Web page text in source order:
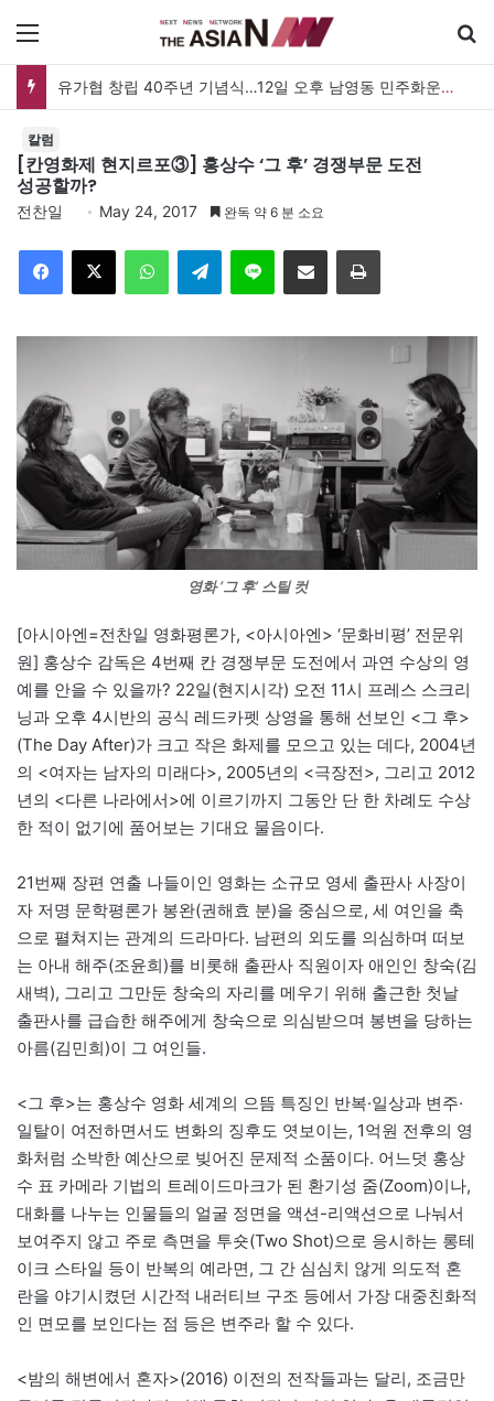
유가협 창립 40주년 기념식…12일 오후 남영동 민주화운동기념관
칼럼
[칸영화제 현지르포③] 홍상수 ‘그 후’ 경쟁부문 도전
성공할까?
전찬일 May 24, 2017 완독 약 6 분 소요
Telegram 이메일
영화 ‘그 후’ 스틸 컷
[아시아엔=전찬일 영화평론가, <아시아엔> ‘문화비평’ 전문위
원] 홍상수 감독은 4번째 칸 경쟁부문 도전에서 과연 수상의 영
예를 안을 수 있을까? 22일(현지시각) 오전 11시 프레스 스크리
닝과 오후 4시반의 공식 레드카펫 상영을 통해 선보인 <그 후>
(The Day After)가 크고 작은 화제를 모으고 있는 데다, 2004년
의 <여자는 남자의 미래다>, 2005년의 <극장전>, 그리고 2012
년의 <다른 나라에서>에 이르기까지 그동안 단 한 차례도 수상
한 적이 없기에 품어보는 기대요 물음이다.
21번째 장편 연출 나들이인 영화는 소규모 영세 출판사 사장이
자 저명 문학평론가 봉완(권해효 분)을 중심으로, 세 여인을 축
으로 펼쳐지는 관계의 드라마다. 남편의 외도를 의심하며 떠보
는 아내 해주(조윤희)를 비롯해 출판사 직원이자 애인인 창숙(김
새벽), 그리고 그만둔 창숙의 자리를 메우기 위해 출근한 첫날
출판사를 급습한 해주에게 창숙으로 의심받으며 봉변을 당하는
아름(김민희)이 그 여인들.
<그 후>는 홍상수 영화 세계의 으뜸 특징인 반복·일상과 변주·
일탈이 여전하면서도 변화의 징후도 엿보이는, 1억원 전후의 영
화처럼 소박한 예산으로 빚어진 문제적 소품이다. 어느덧 홍상
수 표 카메라 기법의 트레이드마크가 된 환기성 줌(Zoom)이나,
대화를 나누는 인물들의 얼굴 정면을 액션-리액션으로 나눠서
보여주지 않고 주로 측면을 투숏(Two Shot)으로 응시하는 롱테
이크 스타일 등이 반복의 예라면, 그 간 심심치 않게 의도적 혼
란을 야기시켰던 시간적 내러티브 구조 등에서 가장 대중친화적
인 면모를 보인다는 점 등은 변주라 할 수 있다.
<밤의 해변에서 혼자>(2016) 이전의 전작들과는 달리, 조금만